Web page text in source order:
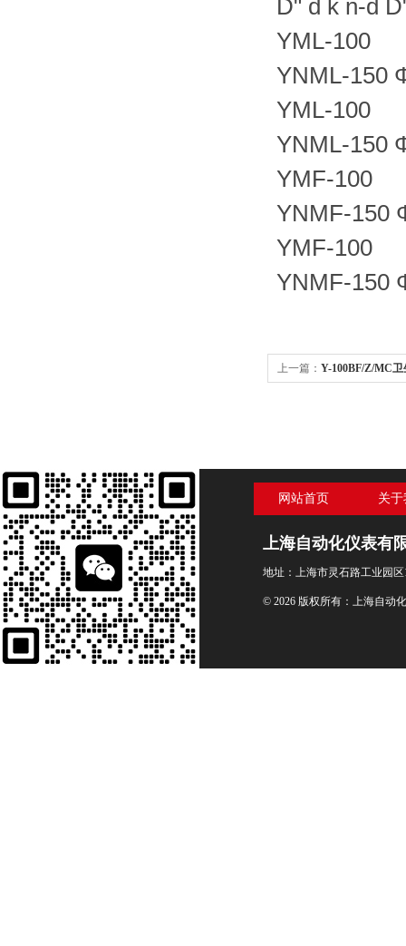
D" d k n-d
YML-100
YNML-
YML-100
YNML-
YMF-100
YNMF-150
YMF-100
YNMF-150
上一篇： Y-100BF/Z/MC
网站首页 关
上海自动化仪表有
地址：上海市灵石路工业园区
© 2026 版权所有：上海自动